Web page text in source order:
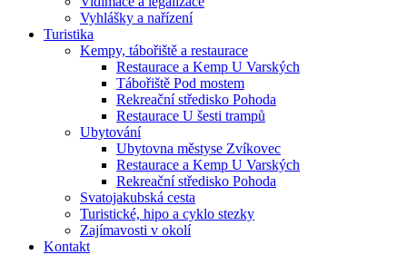
Vyhlášky a nařízení
Turistika
Kempy, tábořiště a restaurace
Restaurace a Kemp U Varských
Tábořiště Pod mostem
Rekreační středisko Pohoda
Restaurace U šesti trampů
Ubytování
Ubytovna městyse Zvíkovec
Restaurace a Kemp U Varských
Rekreační středisko Pohoda
Svatojakubská cesta
Turistické, hipo a cyklo stezky
Zajímavosti v okolí
Kontakt